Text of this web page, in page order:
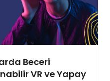
Beceri
VR ve Yapay